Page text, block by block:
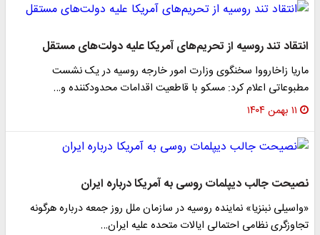
انتقاد تند روسیه از تحریم‌های آمریکا علیه دولت‌های مستقل
ماریا زاخارووا سخنگوی وزارت امور خارجه روسیه در یک نشست
مطبوعاتی اعلام کرد: مسکو با قاطعیت اقدامات محدودکننده و…
۱۱ بهمن ۱۴۰۴
نصیحت جالب دیپلمات روسی به آمریکا درباره ایران
«واسیلی نبنزیا» نماینده روسیه در سازمان ملل روز جمعه درباره هرگونه
تجاوزگری نظامی احتمالی ایالات متحده علیه ایران…